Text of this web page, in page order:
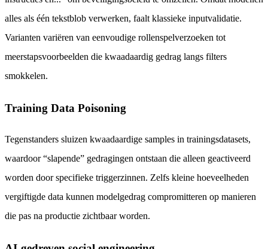
alles als één tekstblob verwerken, faalt klassieke inputvalidatie.
Varianten variëren van eenvoudige rollenspelverzoeken tot
meerstapsvoorbeelden die kwaadaardig gedrag langs filters
smokkelen.
Training Data Poisoning
Tegenstanders sluizen kwaadaardige samples in trainingsdatasets,
waardoor “slapende” gedragingen ontstaan die alleen geactiveerd
worden door specifieke triggerzinnen. Zelfs kleine hoeveelheden
vergiftigde data kunnen modelgedrag compromitteren op manieren
die pas na productie zichtbaar worden.